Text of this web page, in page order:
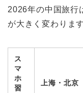
2026年の中国旅行
が大きく変わります
ス
マ
ホ
習
上海・北京